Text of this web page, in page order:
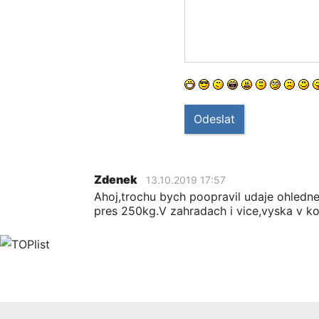
Odeslat
Zdenek 13.10.2019 17:57
Ahoj,trochu bych poopravil udaje
pres 250kg.V zahradach i vice,vyska v